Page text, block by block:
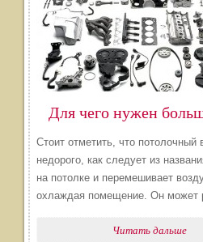
Стоит отметить, что потолочный
недорого, как следует из
на потолке и перемешивает
охлаждая помещение. Он может
Читать дальше